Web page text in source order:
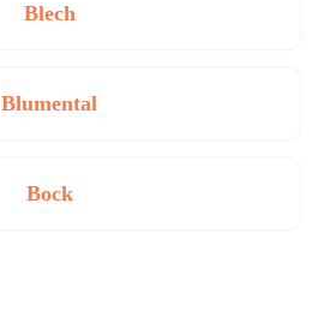
Blech
Blumental
Bock